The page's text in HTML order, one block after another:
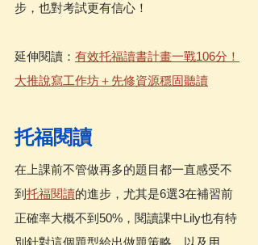
步，也對考試更有信心！
延伸閱讀： 有效托福讀書計畫一戰106分！
大推說寫工作坊＋先修資源穩固聽讀
托福閱讀
在上課前不管做再多的題目都一直感受不
到 托福閱讀的進步，尤其是6選3在補習前
正確率大概不到50%，閱讀課中Lily也有特